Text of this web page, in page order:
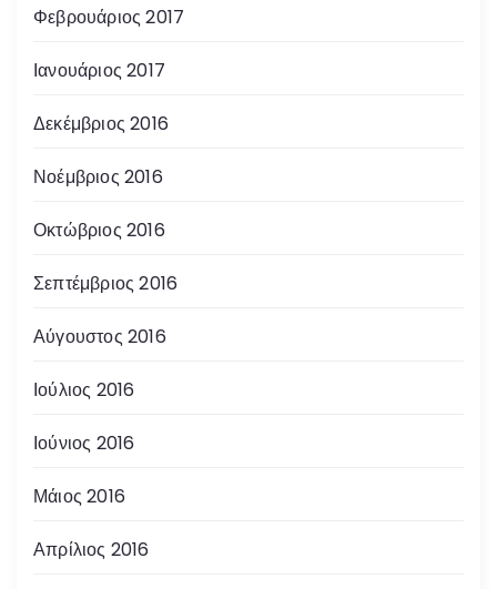
Φεβρουάριος 2017
Ιανουάριος 2017
Δεκέμβριος 2016
Νοέμβριος 2016
Οκτώβριος 2016
Σεπτέμβριος 2016
Αύγουστος 2016
Ιούλιος 2016
Ιούνιος 2016
Μάιος 2016
Απρίλιος 2016